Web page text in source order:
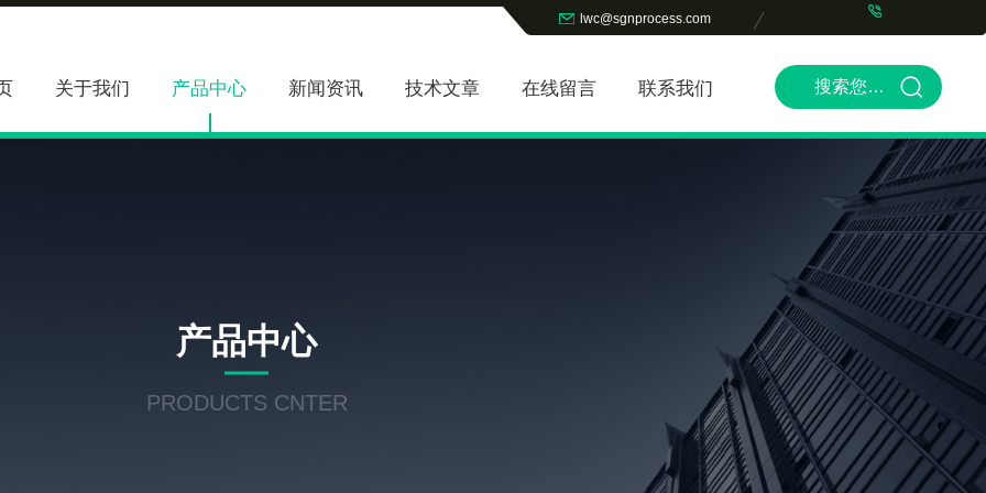
lwc@sgnprocess.com
关于我们 产品中心 新闻资讯 技术文章 在线留言 联系我们
产品中心
PRODUCTS CNTER